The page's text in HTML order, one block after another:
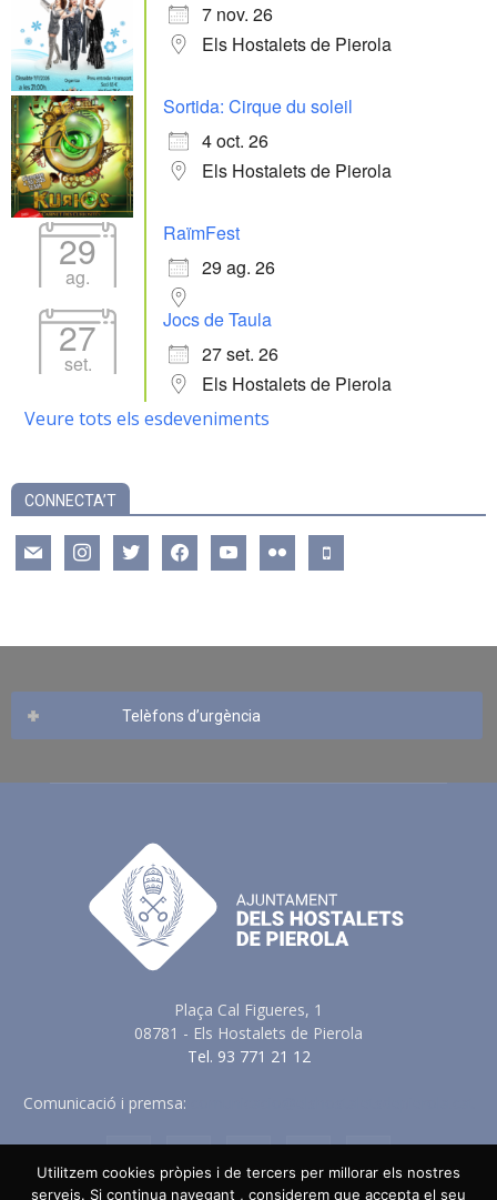
7 nov. 26
Els Hostalets de Pierola
Sortida: Cirque du soleil
4 oct. 26
Els Hostalets de Pierola
29
ag.
RaïmFest
29 ag. 26
27
set.
Jocs de Taula
27 set. 26
Els Hostalets de Pierola
Veure tots els esdeveniments
CONNECTA’T
mail instagramtwitter facebookyoutube flickr mobile
Telèfons d’urgència
Plaça Cal Figueres, 1
08781 - Els Hostalets de Pierola
Tel. 93 771 21 12
Comunicació i premsa:
Utilitzem cookies pròpies i de tercers per millorar els nostres
serveis. Si continua navegant , considerem que accepta el seu